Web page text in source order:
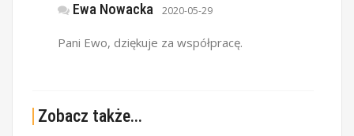
Ewa Nowacka 2020-05-29
Pani Ewo, dziękuje za współpracę.
Zobacz także...